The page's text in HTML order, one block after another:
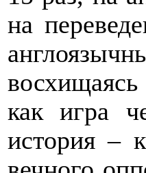
на
как игра
история –